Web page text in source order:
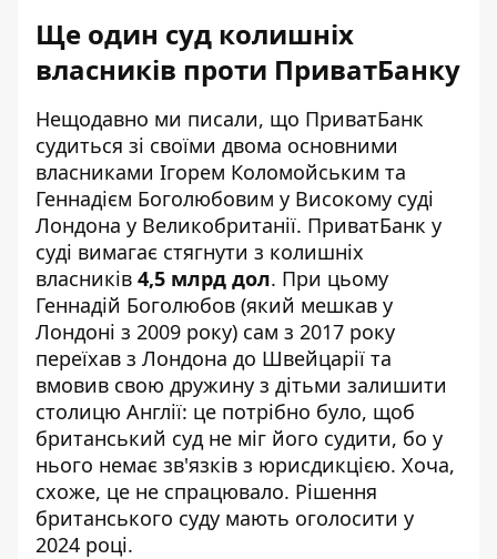
Ще один суд колишніх
власників проти ПриватБанку
Нещодавно ми писали, що ПриватБанк
судиться зі своїми двома основними
власниками Ігорем Коломойським та
Геннадієм Боголюбовим у Високому суді
Лондона у Великобританії. ПриватБанк у
суді вимагає стягнути з колишніх
власників 4,5 млрд дол. При цьому
Геннадій Боголюбов (який мешкав у
Лондоні з 2009 року) сам з 2017 року
переїхав з Лондона до Швейцарії та
вмовив свою дружину з дітьми залишити
столицю Англії: це потрібно було, щоб
британський суд не міг його судити, бо у
нього немає зв'язків з юрисдикцією. Хоча,
схоже, це не спрацювало. Рішення
британського суду мають оголосити у
2024 році.